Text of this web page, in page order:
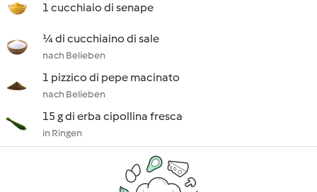
1 cucchiaio di senape
¼ di cucchiaino di sale
nach Belieben
1 pizzico di pepe macinato
nach Belieben
15 g di erba cipollina fresca
in Ringen